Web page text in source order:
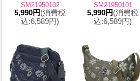
SM21950102
5,990円(消費税
込:6,589円)
SM21950101
5,990円(消費税
込:6,589円)